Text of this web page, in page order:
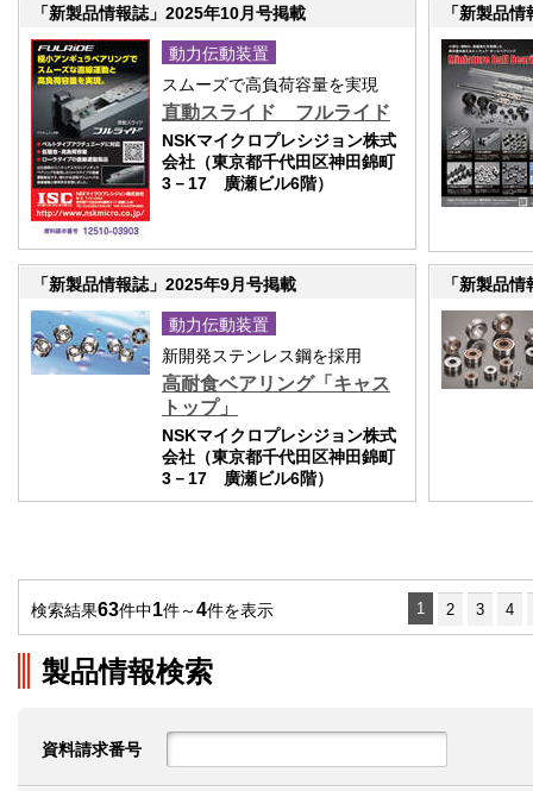
「新製品情報誌」2025年10月号掲載
動力伝動装置
スムーズで高負荷容量を実現
直動スライド フルライド
NSKマイクロプレシジョン株式
会社（東京都千代田区神田錦町
3－17 廣瀬ビル6階）
「新製品
「新製品情報誌」2025年9月号掲載
動力伝動装置
新開発ステンレス鋼を採用
高耐食ベアリング「キャス
トップ」
NSKマイクロプレシジョン株式
会社（東京都千代田区神田錦町
3－17 廣瀬ビル6階）
「新製品
検索結果63件中1件～4件を表示 1 2 3 4
製品情報検索
資料請求番号